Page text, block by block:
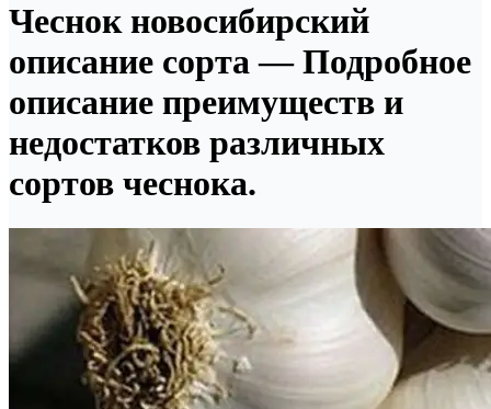
Чеснок новосибирский
описание сорта — Подробное
описание преимуществ и
недостатков различных
сортов чеснока.